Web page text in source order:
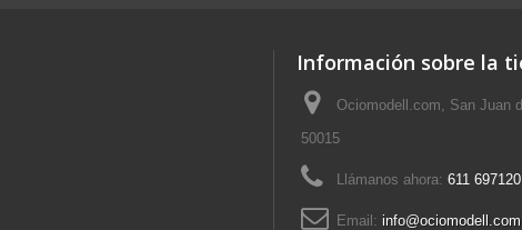
Información sobre la
Ociomodell.com, San Juan
50015
Llámanos ahora: 611 697120
Email: info@ociomodell.com